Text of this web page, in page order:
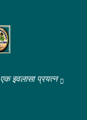
इवलासा प्रयत्न